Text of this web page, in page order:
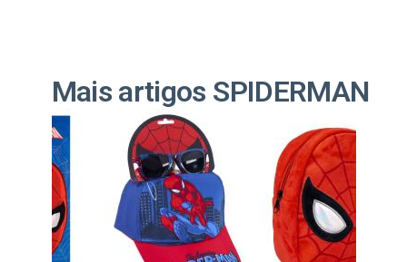
Mais artigos SPIDERMAN